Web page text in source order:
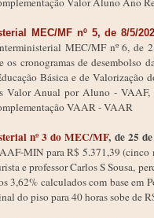
MEC/MF nº 5, de 8/5/
MEC/MF nº 6, de
os cronogramas de desembolso
Básica e de Valorização
Valor Anual por Aluno -
VAAR - VAAR
nº 3 do MEC/MF, de 25
MIN para R$ 5.371,39 (cinco
e professor Carlos S Sousa,
3,62% calculados com base
do piso para 40 horas sobe de